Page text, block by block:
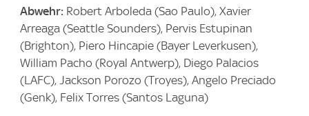
Abwehr: Robert Arboleda (Sao Paulo), Xavier
Arreaga (Seattle Sounders), Pervis Estupinan
(Brighton), Piero Hincapie (Bayer Leverkusen),
William Pacho (Royal Antwerp), Diego Palacios
(LAFC), Jackson Porozo (Troyes), Angelo Preciado
(Genk), Felix Torres (Santos Laguna)